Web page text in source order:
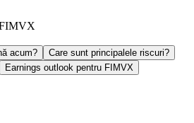
FIMVX
acum?
Care sunt principalele riscuri?
Earnings outlook pentru FIMVX